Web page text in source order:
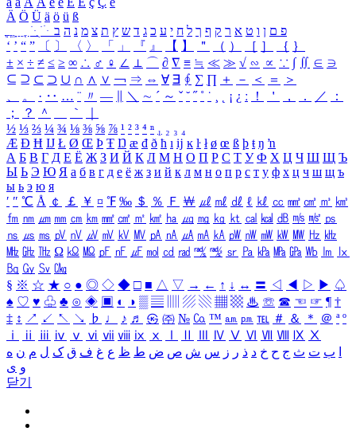
Ä Ö Ü ä ö ü ß
ִֶֹ ֻּ ׁׂ פ ם ן ו ט א ר ק ף ך ל ח י ע כ ג ד ש ץ ת צ מ נ ה ב
‘ ’ “ ” 〔 〕 〈 〉 「 」 『 』 【 】 ＂ （ ） ［ ］ ｛ ｝
± × ÷ ≠ ≤ ≥ ∞ ∴ ♂ ♀ ∠ ⊥ ⌒ ∂ ∇ ≡ ≒ ≪ ≫ √ ∽ ∝ ∵ ∫ ∬ ∈ ∋
⊆ ⊇ ⊂ ⊃ ∪ ∩ ∧ ∨ ￢ ⇒ ⇔ ∀ ∃ ∮ ∑ ∏ ＋ － ＜ ＝
＞
、
。 · ‥ … ¨ 〃 ― ＼ ∼ ´ ～ ˇ ˘ ˝ ˚ ˙ ¸ ¡ ¿ ː ！ ＇ ， ． ／
：
；
？ ＾ ｀
½ ⅓ ⅔ ¼ ¾ ⅛ ⅜ ⅝ ⅞ ¹ ² ³ ⁴ ⁿ ₁ ₂ ₃ ₄
Æ Ð Ħ Ĳ Ł Ø Œ Þ Ŧ Ŋ æ đ ð ħ ı ĳ ĸ ŀ ł ø œ ß þ ŧ ŋ ŉ
А Б В Г Д Е Ё Ж З И Й К Л М Н О П Р С Т У Ф Х Ц Ч Ш Щ Ъ
Ы Ь Э Ю Я а б в г д е ё ж з и й к л м н о п р с т у ф х ц ч ш щ ъ
ы ь э ю я
′ ″ ℃ Å ￠ ￡ ￥ ¤ ℉ ‰ ＄ ％ Ｆ ￦ ㎕ ㎖ ㎗ ℓ ㎘ ㏄ ㎣ ㎤ ㎥ ㎦
㎙ ㎚ ㎛ ㎜ ㎝ ㎞ ㎟ ㎠ ㎡ ㎢ ㏊ ㎍ ㎎ ㎏ ㏏ ㎈ ㎉ ㏈ ㎧ ㎨ ㎰
㎱ ㎲ ㎳ ㎴ ㎵ ㎶ ㎷ ㎸ ㎹ ㎀ ㎁ ㎂ ㎃ ㎄ ㎺ ㎻ ㎽ ㎾ ㎿ ㎐ ㎑
㎒ ㎓ ㎔ Ω ㏀ ㏁ ㎊ ㎋ ㎌ ㏖ ㏅ ㎭ ㎮ ㎯ ㏛ ㎩ ㎪ ㎫ ㎬ ㏝ ㏐
㏓
㏃ ㏉ ㏜ ㏆
§ ※ ☆ ★ ○ ● ◎ ◇ ◆ □ ■ △ ▽ → ← ↑ ↓ ↔ 〓 ◁ ◀ ▷ ▶ ♤
♠ ♡ ♥ ♧ ♣ ⊙ ◈ ▣ ◐ ◑ ▒ ▤ ▨ ▧ ▦ ▩ ♨ ☏ ☎ ☜ ☞ ¶ †
‡ ↕ ↗ ↙ ↖ ↘ ♭ ♩ ♪ ♬ ㉿ ㈜ № ㏇ ™ ㏂ ㏘ ℡ ＃ ＆ ＊ ＠ ª º
ⅰ
ⅱ ⅲ ⅳ ⅴ ⅵ ⅶ ⅷ ⅸ ⅹ Ⅳ Ⅴ Ⅵ Ⅶ Ⅷ Ⅸ Ⅹ
ب ت ث ج ح خ د ذ ر ز س ش ص ض ط ظ ع غ ف ق ک ل م ن ه
و ی
닫기